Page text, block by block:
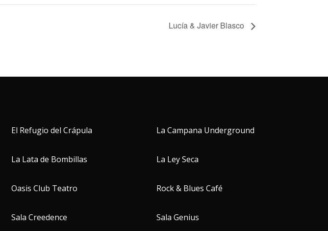
Lucía & Javier Blasco
El Refugio del Crápula La Campana Underground
La Lata de Bombillas La Ley Seca
Oasis Club Teatro Rock & Blues Café
Sala Creedence Sala Genius